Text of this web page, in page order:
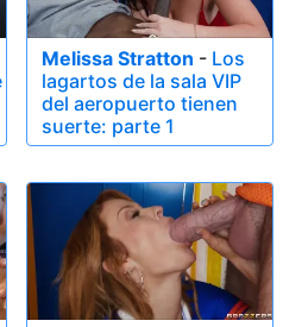
Melissa Stratton - Los
lagartos de la sala VIP
del aeropuerto tienen
suerte: parte 1